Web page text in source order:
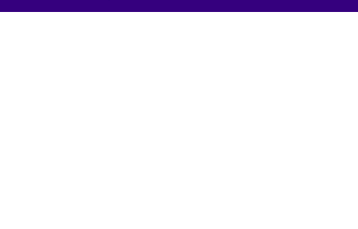
Jean Lerat,Femme en trois boules et oiseau, 1980.